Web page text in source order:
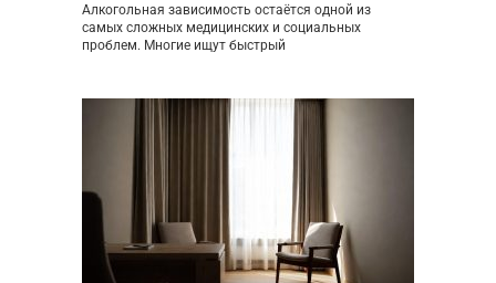
Алкогольная зависимость остаётся одной из
самых сложных медицинских и социальных
проблем. Многие ищут быстрый